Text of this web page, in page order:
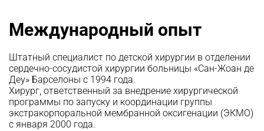
Международный опыт
Штатный специалист по детской хирургии в отделении
сердечно-сосудистой хирургии больницы «Сан-Жоан де
Деу» Барселоны с 1994 года.
Хирург, ответственный за внедрение хирургической
программы по запуску и координации группы
экстракорпоральной мембранной оксигенации (ЭКМО)
с января 2000 года.